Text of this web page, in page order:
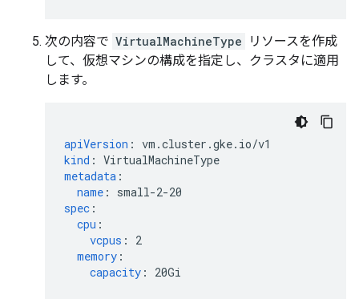
次の内容で VirtualMachineType
リソースを作成
して、仮想マシンの構成を指定し、クラスタに適用
します。
apiVersion : vm.cluster.gke.io/v1
kind : VirtualMachineType
metadata :
name :
small-2-20
spec :
cpu :
vcpus :
2
memory :
capacity : 20Gi